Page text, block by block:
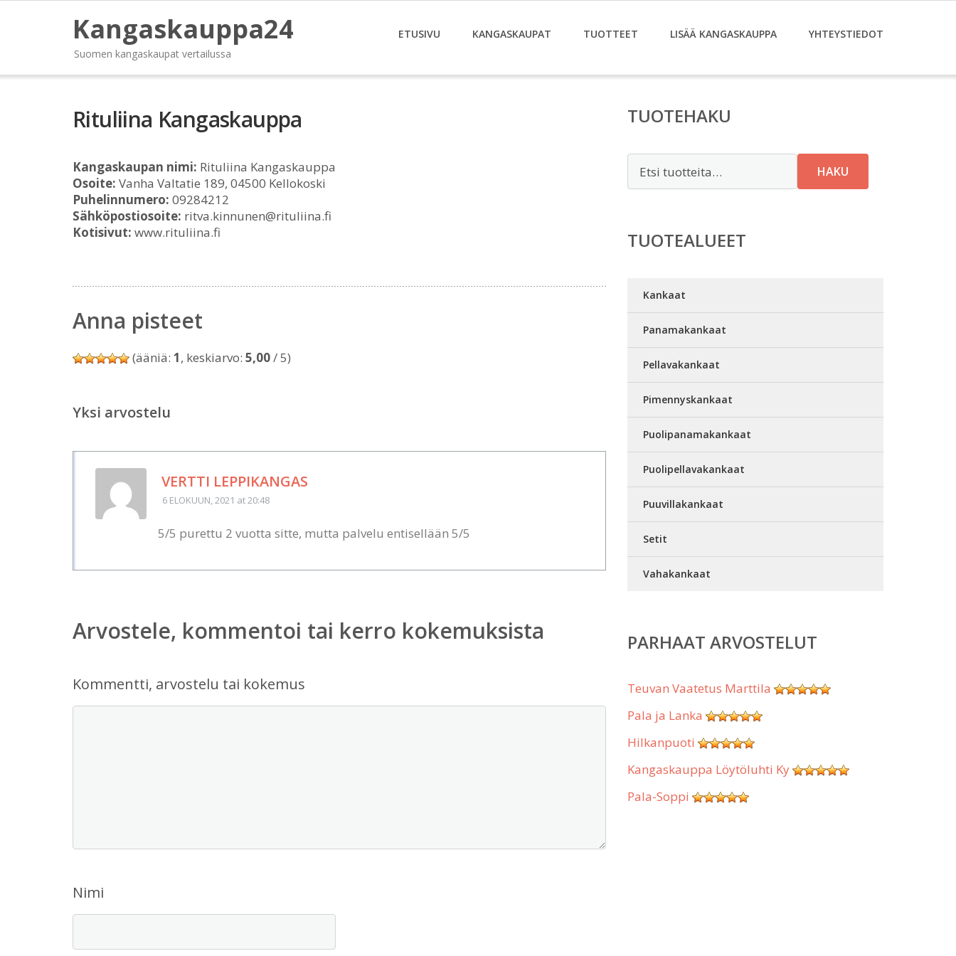
Kangaskauppa24
Suomen kangaskaupat vertailussa
ETUSIVU KANGASKAUPAT TUOTTEET LISÄÄ KANGASKAUPPA YHTEYSTIEDOT
Rituliina Kangaskauppa
Kangaskaupan nimi: Rituliina Kangaskauppa
Osoite: Vanha Valtatie 189, 04500 Kellokoski
Puhelinnumero: 09284212
Sähköpostiosoite: ritva.kinnunen@rituliina.fi
Kotisivut: www.rituliina.fi
Anna pisteet
(ääniä: 1, keskiarvo: 5,00/ 5)
Yksi arvostelu
VERTTI LEPPIKANGAS
6 ELOKUUN, 2021 at 20:48
5/5 purettu 2 vuotta sitte, mutta palvelu entisellään 5/5
Arvostele, kommentoi tai kerro kokemuksista
Kommentti, arvostelu tai kokemus
Nimi
TUOTEHAKU
HAKU
TUOTEALUEET
Kankaat
Panamakankaat
Pellavakankaat
Pimennyskankaat
Puolipanamakankaat
Puolipellavakankaat
Puuvillakankaat
Setit
Vahakankaat
PARHAAT ARVOSTELUT
Teuvan Vaatetus Marttila
Pala ja Lanka
Hilkanpuoti
Kangaskauppa Löytöluhti Ky
Pala-Soppi